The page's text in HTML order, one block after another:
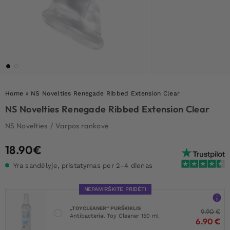
Home » NS Novelties Renegade Ribbed Extension Clear
NS Novelties Renegade Ribbed Extension Clear
NS Novelties / Varpos rankovė
18.90€
Yra sandėlyje, pristatymas per 2-4 dienas
NEPAMIRŠKITE PRIDĖTI
„TOYCLEANER“ PURŠKIKLIS
Antibacterial Toy Cleaner 150 ml
9.90€
6.90 €